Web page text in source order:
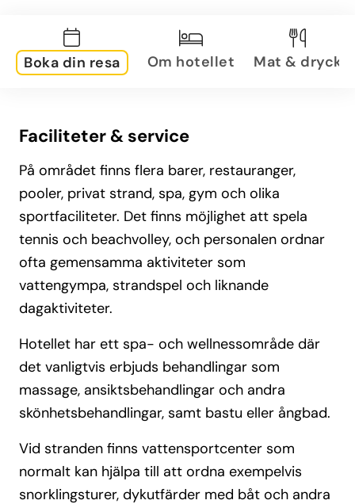
Boka din resa Om hotellet Mat & dryck
Faciliteter & service
På området finns flera barer, restauranger,
pooler, privat strand, spa, gym och olika
sportfaciliteter. Det finns möjlighet att spela
tennis och beachvolley, och personalen ordnar
ofta gemensamma aktiviteter som
vattengympa, strandspel och liknande
dagaktiviteter.
Hotellet har ett spa- och wellnessområde där
det vanligtvis erbjuds behandlingar som
massage, ansiktsbehandlingar och andra
skönhetsbehandlingar, samt bastu eller ångbad.
Vid stranden finns vattensportcenter som
normalt kan hjälpa till att ordna exempelvis
snorklingsturer, dykutfärder med båt och andra